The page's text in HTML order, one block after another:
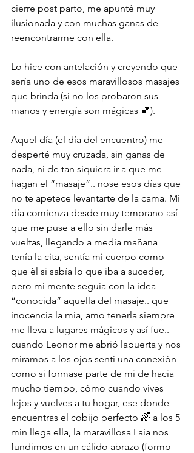
cierre post parto, me apunté muy
ilusionada y con muchas ganas de
reencontrarme con ella.
Lo hice con antelación y creyendo que
sería uno de esos maravillosos masajes
que brinda (si no los probaron sus
manos y energía son mágicas 💕).
Aquel día (el día del encuentro) me
desperté muy cruzada, sin ganas de
nada, ni de tan siquiera ir a que me
hagan el “masaje”.. nose esos días que
no te apetece levantarte de la cama. Mi
día comienza desde muy temprano así
que me puse a ello sin darle más
vueltas, llegando a media mañana
tenía la cita, sentía mi cuerpo como
que èl si sabía lo que iba a suceder,
pero mi mente seguía con la idea
“conocida” aquella del masaje.. que
inocencia la mía, amo tenerla siempre
me lleva a lugares mágicos y así fue..
cuando Leonor me abrió lapuerta y nos
miramos a los ojos sentí una conexión
como si formase parte de mi de hacia
mucho tiempo, cómo cuando vives
lejos y vuelves a tu hogar, ese donde
encuentras el cobijo perfecto 🌈 a los 5
min llega ella, la maravillosa Laia nos
fundimos en un cálido abrazo (formo